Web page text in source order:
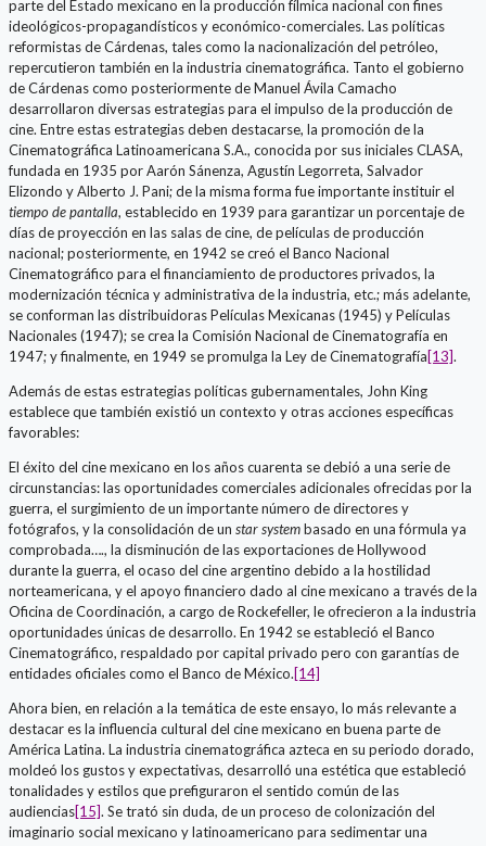
parte del Estado mexicano en la producción fílmica nacional con fines
ideológicos-propagandísticos y económico-comerciales. Las políticas
reformistas de Cárdenas, tales como la nacionalización del petróleo,
repercutieron también en la industria cinematográfica. Tanto el gobierno
de Cárdenas como posteriormente de Manuel Ávila Camacho
desarrollaron diversas estrategias para el impulso de la producción de
cine. Entre estas estrategias deben destacarse, la promoción de la
Cinematográfica Latinoamericana S.A., conocida por sus iniciales CLASA,
fundada en 1935 por Aarón Sánenza, Agustín Legorreta, Salvador
Elizondo y Alberto J. Pani; de la misma forma fue importante instituir el
tiempo de pantalla, establecido en 1939 para garantizar un porcentaje de
días de proyección en las salas de cine, de películas de producción
nacional; posteriormente, en 1942 se creó el Banco Nacional
Cinematográfico para el financiamiento de productores privados, la
modernización técnica y administrativa de la industria, etc.; más adelante,
se conforman las distribuidoras Películas Mexicanas (1945) y Películas
Nacionales (1947); se crea la Comisión Nacional de Cinematografía en
1947; y finalmente, en 1949 se promulga la Ley de Cinematografía[13].
Además de estas estrategias políticas gubernamentales, John King
establece que también existió un contexto y otras acciones específicas
favorables:
El éxito del cine mexicano en los años cuarenta se debió a una serie de
circunstancias: las oportunidades comerciales adicionales ofrecidas por la
guerra, el surgimiento de un importante número de directores y
fotógrafos, y la consolidación de un star systembasado en una fórmula ya
comprobada…., la disminución de las exportaciones de Hollywood
durante la guerra, el ocaso del cine argentino debido a la hostilidad
norteamericana, y el apoyo financiero dado al cine mexicano a través de la
Oficina de Coordinación, a cargo de Rockefeller, le ofrecieron a la industria
oportunidades únicas de desarrollo. En 1942 se estableció el Banco
Cinematográfico, respaldado por capital privado pero con garantías de
entidades oficiales como el Banco de México.[14]
Ahora bien, en relación a la temática de este ensayo, lo más relevante a
destacar es la influencia cultural del cine mexicano en buena parte de
América Latina. La industria cinematográfica azteca en su periodo dorado,
moldeó los gustos y expectativas, desarrolló una estética que estableció
tonalidades y estilos que prefiguraron el sentido común de las
audiencias[15]. Se trató sin duda, de un proceso de colonización del
imaginario social mexicano y latinoamericano para sedimentar una